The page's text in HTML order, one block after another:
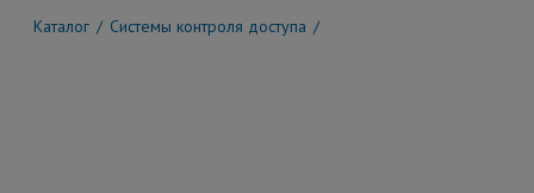
Каталог Системы контроля доступа